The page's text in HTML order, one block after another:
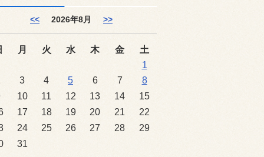
<< 2026年8月 >>
月 火 水 木 金
土
1
3 4 5 6 7
8
10 11 12 13 14
15
17 18 19 20 21
22
24 25 26 27 28
29
31